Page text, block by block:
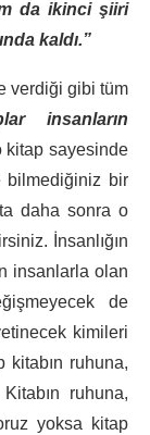
da ikinci şiiri
kaldı.”
verdiği gibi tüm
insanların
kitap sayesinde
bilmediğiniz bir
daha sonra o
İnsanlığın
insanlarla olan
de
kimileri
kitabın ruhuna,
ruhuna,
yoksa kitap